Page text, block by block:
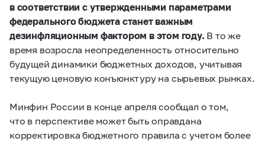
в соответствии с утвержденными параметрами
федерального бюджета станет важным
дезинфляционным фактором в этом году. В то же
время возросла неопределенность относительно
будущей динамики бюджетных доходов, учитывая
текущую ценовую конъюнктуру на сырьевых рынках.
Минфин России в конце апреля сообщал о том,
что в перспективе может быть оправдана
корректировка бюджетного правила с учетом более